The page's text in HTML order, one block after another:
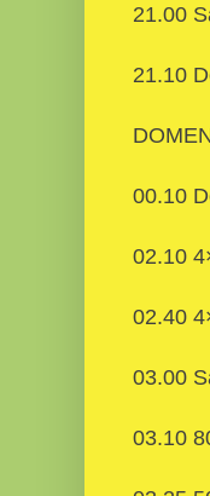
21.00
21.10
00.10
02.10
02.40
03.00
03.10